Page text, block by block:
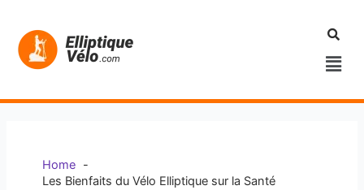
contenu
Home
Les Bienfaits du Vélo Elliptique sur la Santé